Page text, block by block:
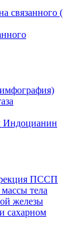
связанного (
Индоцианин
ПССП
тела
железы
сахарном